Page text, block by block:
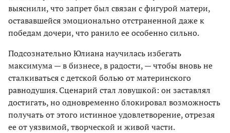
выяснили, что запрет был связан с фигурой матери,
остававшейся эмоционально отстраненной даже к
победам дочери, что ранило ее особенно сильно.
Подсознательно Юлиана научилась избегать
максимума — в бизнесе, в радости, — чтобы вновь не
сталкиваться с детской болью от материнского
равнодушия. Сценарий стал ловушкой: он заставлял
достигать, но одновременно блокировал возможность
получать от этого истинное удовлетворение, отрезая
ее от уязвимой, творческой и живой части.